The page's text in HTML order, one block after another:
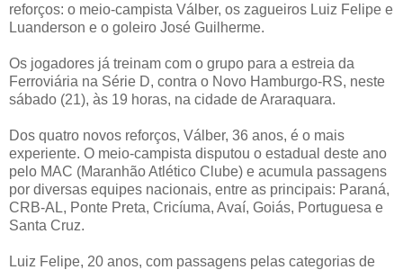
reforços: o meio-campista Válber, os zagueiros Luiz Felipe e
Luanderson e o goleiro José Guilherme.
Os jogadores já treinam com o grupo para a estreia da
Ferroviária na Série D, contra o Novo Hamburgo-RS, neste
sábado (21), às 19 horas, na cidade de Araraquara.
Dos quatro novos reforços, Válber, 36 anos, é o mais
experiente. O meio-campista disputou o estadual deste ano
pelo MAC (Maranhão Atlético Clube) e acumula passagens
por diversas equipes nacionais, entre as principais: Paraná,
CRB-AL, Ponte Preta, Cricíuma, Avaí, Goiás, Portuguesa e
Santa Cruz.
Luiz Felipe, 20 anos, com passagens pelas categorias de